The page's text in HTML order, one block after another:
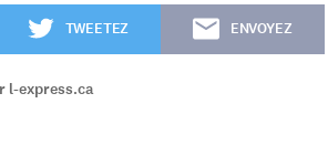
TWEETEZ ENVOYEZ
l-express.ca